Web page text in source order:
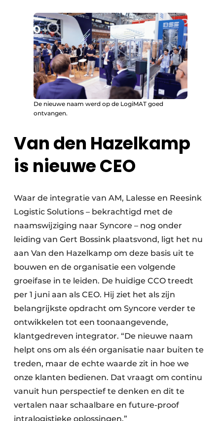
De nieuwe naam werd op de LogiMAT goed
ontvangen.
Van den Hazelkamp
is nieuwe CEO
Waar de integratie van AM, Lalesse en Reesink
Logistic Solutions – bekrachtigd met de
naamswijziging naar Syncore – nog onder
leiding van Gert Bossink plaatsvond, ligt het nu
aan Van den Hazelkamp om deze basis uit te
bouwen en de organisatie een volgende
groeifase in te leiden. De huidige CCO treedt
per 1 juni aan als CEO. Hij ziet het als zijn
belangrijkste opdracht om Syncore verder te
ontwikkelen tot een toonaangevende,
klantgedreven integrator. “De nieuwe naam
helpt ons om als één organisatie naar buiten te
treden, maar de echte waarde zit in hoe we
onze klanten bedienen. Dat vraagt om continu
vanuit hun perspectief te denken en dit te
vertalen naar schaalbare en future-proof
intralogistieke oplossingen.”